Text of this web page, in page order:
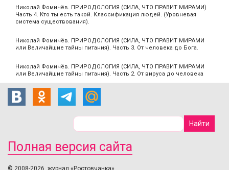
Николай Фомичёв. ПРИРОДОЛОГИЯ (СИЛА, ЧТО ПРАВИТ МИРАМИ)
Часть 4. Кто ты есть такой. Классификация людей. (Уровневая
система существования).
Николай Фомичёв. ПРИРОДОЛОГИЯ (СИЛА, ЧТО ПРАВИТ МИРАМИ
или Величайшие тайны питания). Часть 3. От человека до Бога.
Николай Фомичёв. ПРИРОДОЛОГИЯ (СИЛА, ЧТО ПРАВИТ МИРАМИ
или Величайшие тайны питания). Часть 2. От вируса до человека
Полная версия сайта
© 2008-2026, журнал «Ростовчанка».